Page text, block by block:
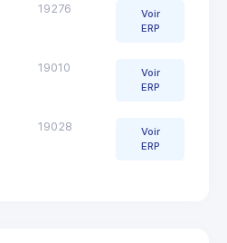
19276
Voir
ERP
19010
Voir
ERP
19028
Voir
ERP